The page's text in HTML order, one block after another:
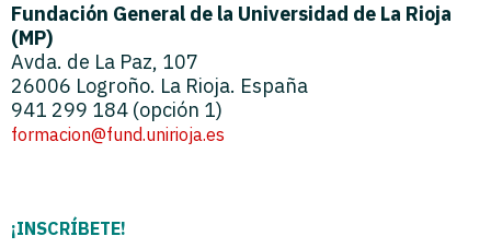
Fundación General de la Universidad de La Rioja
(MP)
Avda. de La Paz, 107
26006 Logroño. La Rioja. España
941 299 184 (opción 1)
formacion@fund.unirioja.es
¡INSCRÍBETE!